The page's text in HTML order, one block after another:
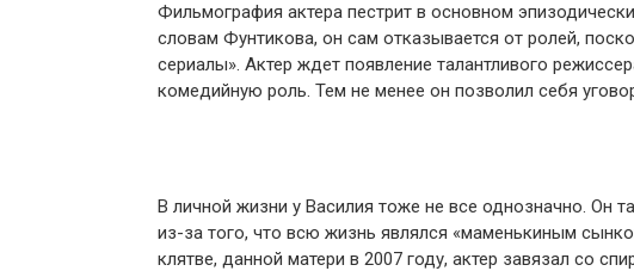
Фильмография актера пестрит в основном
словам Фунтикова, он сам отказывается от ролей,
сериалы». Актер ждет появление талантливого
комедийную роль. Тем не менее он позволил себя
В личной жизни у Василия тоже не все однозначно. Он
из-за того, что всю жизнь являлся «маменькиным
клятве, данной матери в 2007 году, актер завязал со